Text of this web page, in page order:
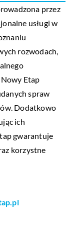
przez
usługi w
rozwodach,
Etap
spraw
Dodatkowo
ich
gwarantuje
korzystne